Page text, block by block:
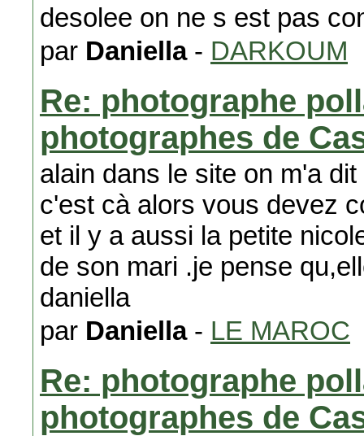
desolee on ne s est pas
par Daniella- DARKOUM
Re: photographe
photographes de
alain dans le site on m'a
c'est cà alors vous devez
et il y a aussi la petite
de son mari .je pense
daniella
par Daniella- LE MAROC
Re: photographe
photographes de